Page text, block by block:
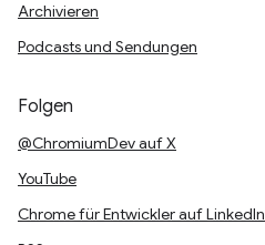
Archivieren
Podcasts und Sendungen
Folgen
@ChromiumDev auf X
YouTube
Chrome für Entwickler auf LinkedIn